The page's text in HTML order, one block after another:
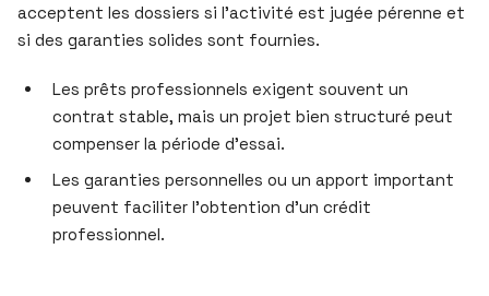
acceptent les dossiers si l’activité est jugée pérenne et
si des garanties solides sont fournies.
Les prêts professionnels exigent souvent un
contrat stable, mais un projet bien structuré peut
compenser la période d’essai.
Les garanties personnelles ou un apport important
peuvent faciliter l’obtention d’un crédit
professionnel.